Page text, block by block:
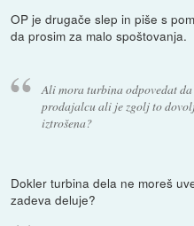
OP je drugače slep in piše s
da prosim za malo spoštovanja.
Ali mora turbina odpovedat
prodajalcu ali je zgolj to
iztrošena?
Dokler turbina dela ne moreš
zadeva deluje?